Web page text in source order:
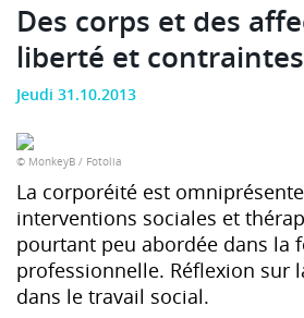
Des corps et des
liberté et contraintes
Jeudi 31.10.2013
© MonkeyB / Fo­tolia
La corporéité est
interventions sociales et
pourtant peu abordée dans la
professionnelle. Réflexion sur
dans le travail social.